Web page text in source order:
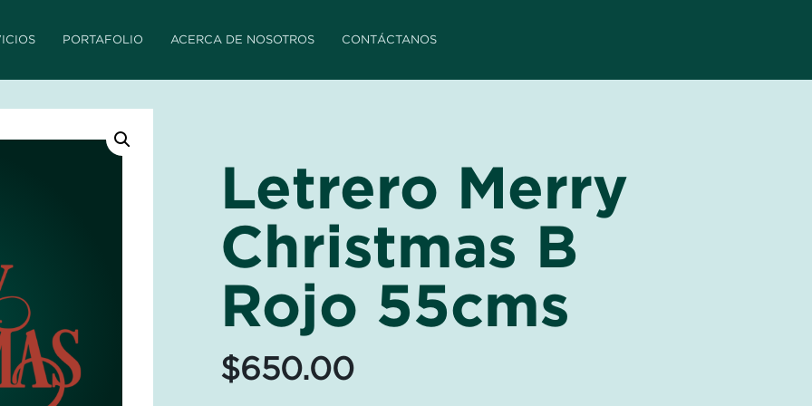
PORTAFOLIO ACERCA DE NOSOTROS CONTÁCTANOS
Letrero Merry
Christmas B
Rojo 55cms
$650.00